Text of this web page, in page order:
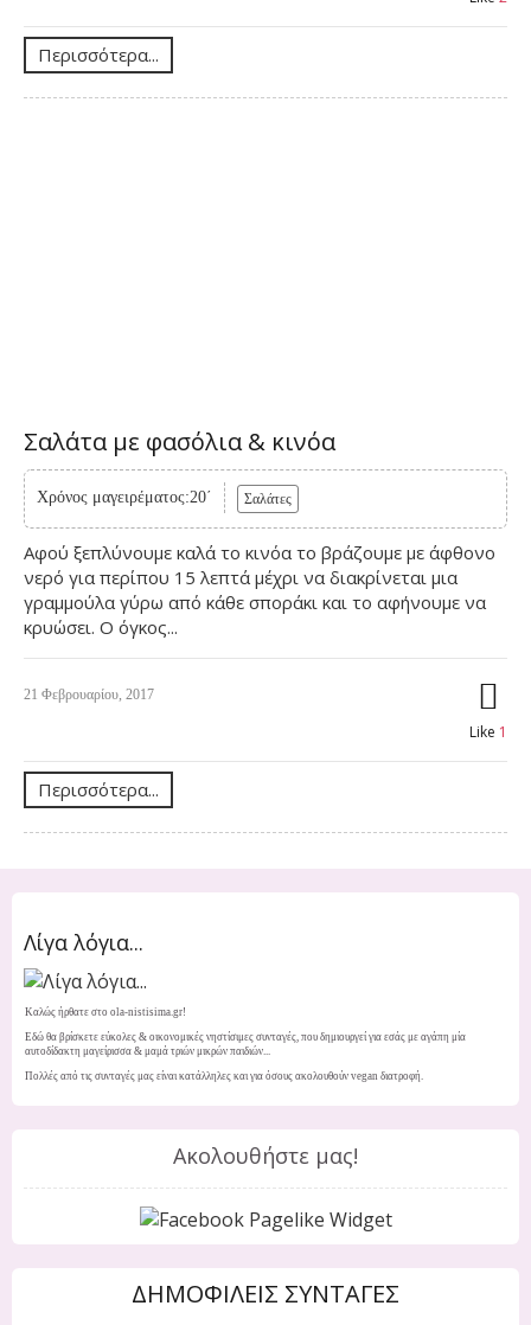
Περισσότερα...
Σαλάτα με φασόλια & κινόα
Χρόνος μαγειρέματος:20΄ Σαλάτες
Αφού ξεπλύνουμε καλά το κινόα το βράζουμε με άφθονο
νερό για περίπου 15 λεπτά μέχρι να διακρίνεται μια
γραμμούλα γύρω από κάθε σποράκι και το αφήνουμε να
κρυώσει. Ο όγκος...
21 Φεβρουαρίου, 2017
Like 1
Περισσότερα...
Λίγα λόγια...
Καλώς ήρθατε στο ola-nistisima.gr!
Εδώ θα βρίσκετε εύκολες & οικονομικές νηστίσιμες συνταγές, που δημιουργεί για εσάς με αγάπη μία
αυτοδίδακτη μαγείρισσα & μαμά τριών μικρών παιδιών...
Πολλές από τις συνταγές μας είναι κατάλληλες και για όσους ακολουθούν vegan διατροφή.
Ακολουθήστε μας!
ΔΗΜΟΦΙΛΕΙΣ ΣΥΝΤΑΓΕΣ